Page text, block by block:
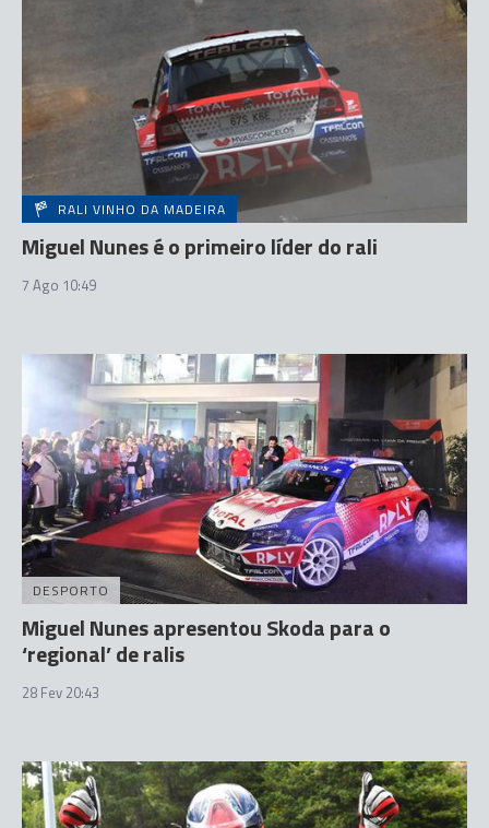
RALI VINHO DA MADEIRA
Miguel Nunes é o primeiro líder do rali
7 Ago 10:49
DESPORTO
Miguel Nunes apresentou Skoda para o
‘regional’ de ralis
28 Fev 20:43